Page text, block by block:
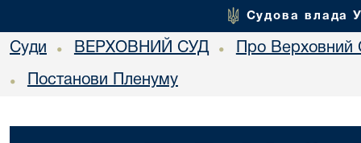
Судова влада
Суди • ВЕРХОВНИЙ СУД • Про Верховний
• Постанови Пленуму